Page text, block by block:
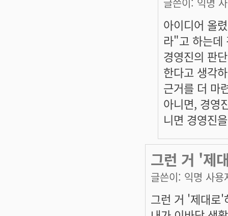
글쓴이: 익명
아이디어 올
라"고 하는데
경영진의 판
한다고 생각
근거를 더 마
아니면, 경영
니면 경영진
그런 거 '제
글쓴이: 익명 사용
그런 거 '제대로'